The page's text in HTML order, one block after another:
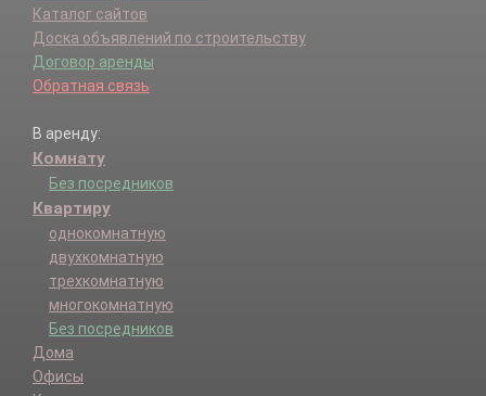
Каталог сайтов
Доска объявлений по строительству
Договор аренды
Обратная связь
В аренду:
Комнату
Без посредников
Квартиру
однокомнатную
двухкомнатную
трехкомнатную
многокомнатную
Без посредников
Дома
Офисы